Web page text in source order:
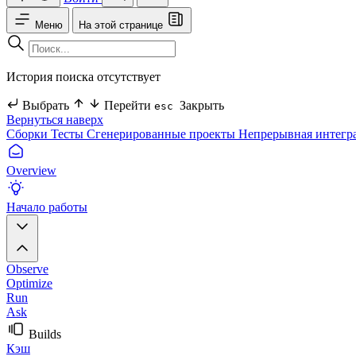
Меню На этой странице
История поиска отсутствует
Выбрать Перейти esc Закрыть
Вернуться наверх
Сборки Тесты Сгенерированные проекты Непрерывная
Overview
Начало работы
Observe
Optimize
Run
Ask
Builds
Кэш